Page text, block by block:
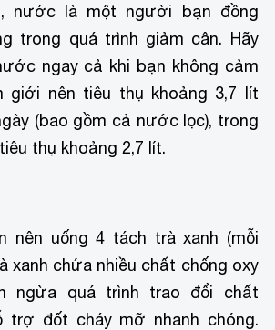
nước là một người bạn đồng
trong quá trình giảm cân. Hãy
ngay cả khi bạn không cảm
giới nên tiêu thụ khoảng 3,7 lít
(bao gồm cả nước lọc), trong
thụ khoảng 2,7 lít.
nên uống 4 tách trà xanh (mỗi
xanh chứa nhiều chất chống oxy
ngừa quá trình trao đổi chất
trợ đốt cháy mỡ nhanh chóng.